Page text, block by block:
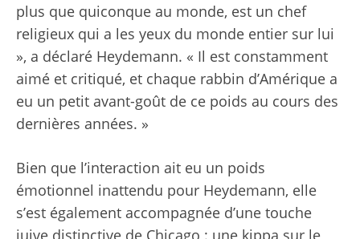
plus que quiconque au monde, est un chef
religieux qui a les yeux du monde entier sur lui
», a déclaré Heydemann. « Il est constamment
aimé et critiqué, et chaque rabbin d’Amérique a
eu un petit avant-goût de ce poids au cours des
dernières années. »
Bien que l’interaction ait eu un poids
émotionnel inattendu pour Heydemann, elle
s’est également accompagnée d’une touche